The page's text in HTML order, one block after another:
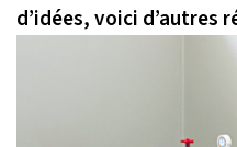
d’idées, voici d’autres